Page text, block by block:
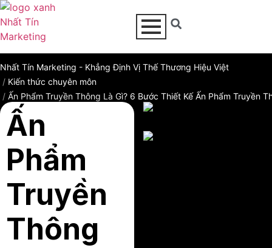
Nhất Tín Marketing - Khẳng Định Vị Thế Thương Hiệu Việt
Kiến thức chuyên môn
Ấn Phẩm Truyền Thông Là Gì? 6 Bước Thiết Kế Ấn Phẩm Truyền
Ấn
Phẩm
Truyền
Thông